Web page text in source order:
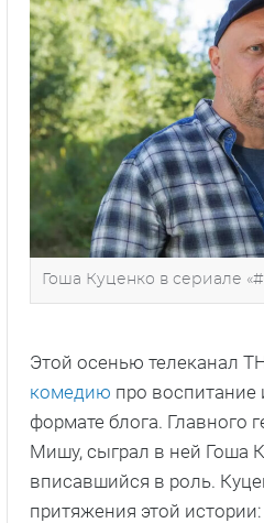
Гоша Куценко в сериале
Этой осенью телеканал
комедию про воспитание
формате блога. Главного
Мишу, сыграл в ней Гоша
вписавшийся в роль.
притяжения этой